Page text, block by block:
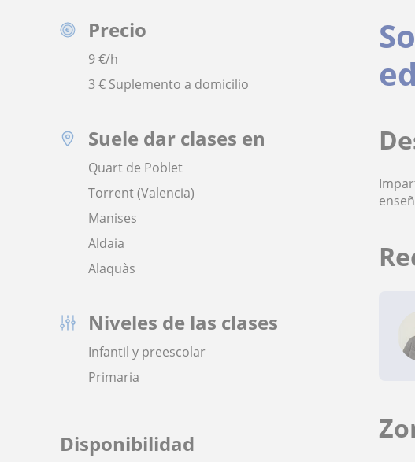
Precio
9€/h
3 € Suplemento a domicilio
Suele dar clases en
Quart de Poblet
Torrent (Valencia)
Manises
Aldaia
Alaquàs
Niveles de las clases
Infantil y preescolar
Primaria
Disponibilidad